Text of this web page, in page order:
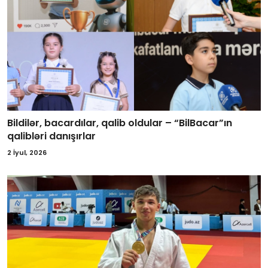
Bildilər, bacardılar, qalib oldular – “BilBacar”ın
qalibləri danışırlar
2 İyul, 2026